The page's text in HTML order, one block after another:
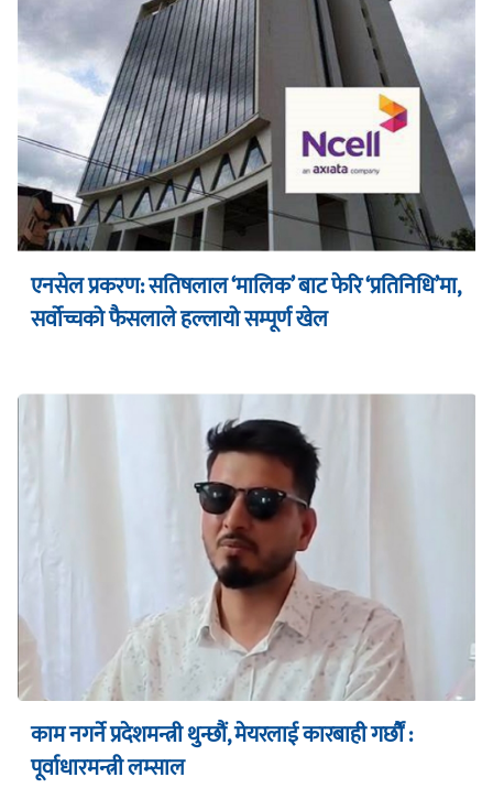
एनसेल प्रकरण: सतिषलाल ‘मालिक’ बाट फेरि ‘प्रतिनिधि’मा,
सर्वोच्चको फैसलाले हल्लायो सम्पूर्ण खेल
काम नगर्ने प्रदेशमन्त्री थुन्छौं, मेयरलाई कारबाही गर्छौं :
पूर्वाधारमन्त्री लम्साल